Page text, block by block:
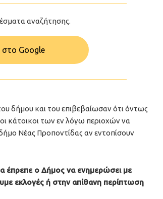
αναζήτησης.
στo Google
δήμου και του επιβεβαίωσαν ότι όντως
κάτοικοι των εν λόγω περιοχών να
Νέας Προποντίδας αν εντοπίσουν
έπρεπε ο Δήμος να ενημερώσει με
εκλογές ή στην απίθανη περίπτωση